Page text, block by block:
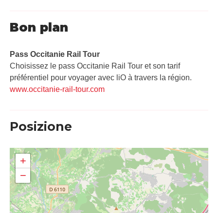
Bon plan
Pass Occitanie Rail Tour​
Choisissez le pass Occitanie Rail Tour et son tarif
préférentiel pour voyager avec liO à travers la région.
www.occitanie-rail-tour.com
Posizione
+
−